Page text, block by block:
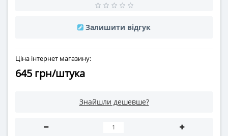
Залишити відгук
Ціна інтернет магазину:
645 грн/штука
Знайшли дешевше?